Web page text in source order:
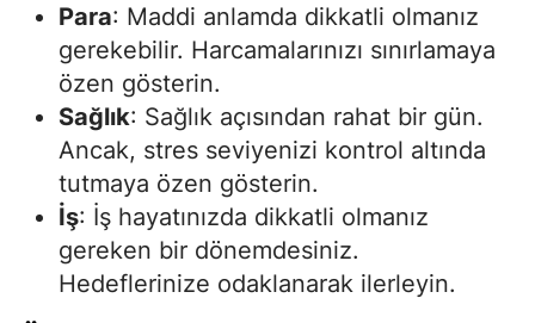
Para: Maddi anlamda dikkatli olmanız
gerekebilir. Harcamalarınızı sınırlamaya
özen gösterin.
Sağlık: Sağlık açısından rahat bir gün.
Ancak, stres seviyenizi kontrol altında
tutmaya özen gösterin.
İş: İş hayatınızda dikkatli olmanız
gereken bir dönemdesiniz.
Hedeflerinize odaklanarak ilerleyin.